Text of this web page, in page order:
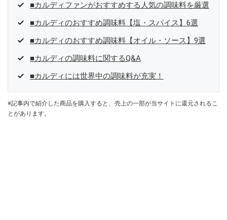
■カルディファンがおすすめする人気の調味料を厳選
■カルディのおすすめ調味料【塩・スパイス】6選
■カルディのおすすめ調味料【オイル・ソース】9選
■カルディの調味料に関するQ&A
■カルディには世界中の調味料が充実！
※記事内で紹介した商品を購入すると、売上の一部が当サイトに還元されるこ
とがあります。